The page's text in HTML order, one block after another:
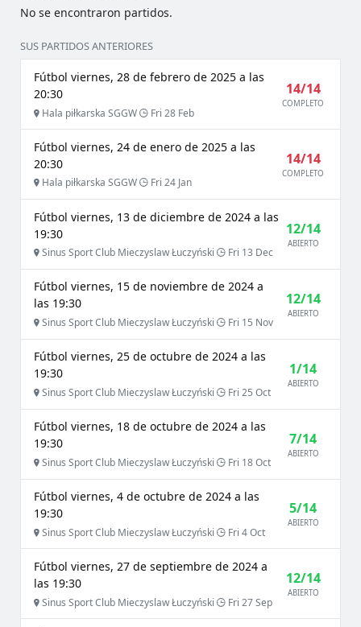
No se encontraron partidos.
SUS PARTIDOS ANTERIORES
Fútbol viernes, 28 de febrero de 2025 a las
20:30
Hala piłkarska SGGW Fri 28 Feb
14/14
COMPLETO
Fútbol viernes, 24 de enero de 2025 a las
20:30
Hala piłkarska SGGW Fri 24 Jan
14/14
COMPLETO
Fútbol viernes, 13 de diciembre de 2024 a las
19:30
Sinus Sport Club Mieczyslaw Łuczyński Fri 13 Dec
12/14
ABIERTO
Fútbol viernes, 15 de noviembre de 2024 a
las 19:30
Sinus Sport Club Mieczyslaw Łuczyński Fri 15 Nov
12/14
ABIERTO
Fútbol viernes, 25 de octubre de 2024 a las
19:30
Sinus Sport Club Mieczyslaw Łuczyński Fri 25 Oct
1/14
ABIERTO
Fútbol viernes, 18 de octubre de 2024 a las
19:30
Sinus Sport Club Mieczyslaw Łuczyński Fri 18 Oct
7/14
ABIERTO
Fútbol viernes, 4 de octubre de 2024 a las
19:30
Sinus Sport Club Mieczyslaw Łuczyński Fri 4 Oct
5/14
ABIERTO
Fútbol viernes, 27 de septiembre de 2024 a
las 19:30
Sinus Sport Club Mieczyslaw Łuczyński Fri 27 Sep
12/14
ABIERTO